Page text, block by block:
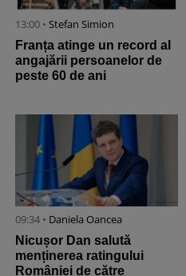
13:00 • Stefan Simion
Franța atinge un record al
angajării persoanelor de
peste 60 de ani
09:34 • Daniela Oancea
Nicușor Dan salută
menținerea ratingului
României de către